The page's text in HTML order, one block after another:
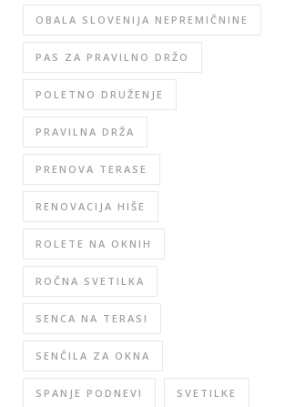
OBALA SLOVENIJA NEPREMIČNINE
PAS ZA PRAVILNO DRŽO
POLETNO DRUŽENJE
PRAVILNA DRŽA
PRENOVA TERASE
RENOVACIJA HIŠE
ROLETE NA OKNIH
ROČNA SVETILKA
SENCA NA TERASI
SENČILA ZA OKNA
SPANJE PODNEVI SVETILKE